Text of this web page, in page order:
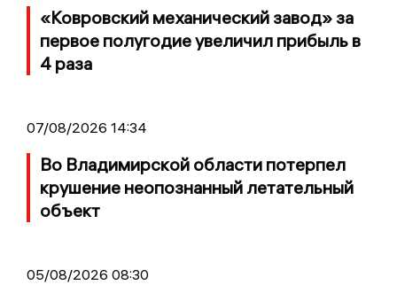
«Ковровский механический завод» за
первое полугодие увеличил прибыль в
4 раза
07/08/2026 14:34
Во Владимирской области потерпел
крушение неопознанный летательный
объект
05/08/2026 08:30